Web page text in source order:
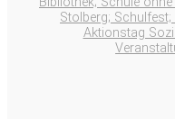
Stolberg;
Aktionstag